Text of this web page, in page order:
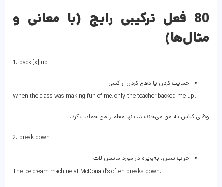
80 فعل ترکیبی رایج (با معانی و
مثال‌ها)
1. back [x] up
حمایت کردن یا دفاع کردن از کسی
When the class was making fun of me, only the teacher backed me up.
وقتی کلاس به من می‌خندید، تنها معلم از من حمایت کرد.
2. break down
خراب شدن، به‌ویژه در مورد ماشین‌آلات
The ice cream machine at McDonald’s often breaks down.